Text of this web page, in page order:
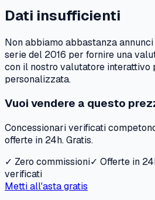
Dati insufficienti
Non abbiamo abbastanza
seriedel 2016 per fornire una
con il nostro valutatore interattivo
personalizzata.
Vuoi vendere a questo
Concessionari verificati
offerte in 24h. Gratis.
✓ Zero commissioni✓ Offerte in
verificati
Metti all'asta gratis